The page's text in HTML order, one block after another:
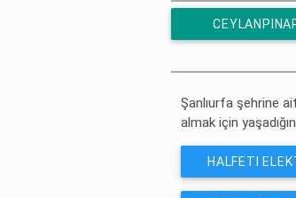
Şanlıurfa şehrine
almak için
HALFETI